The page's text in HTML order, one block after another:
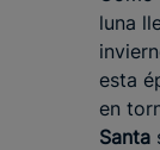
luna
esta
en
Santa